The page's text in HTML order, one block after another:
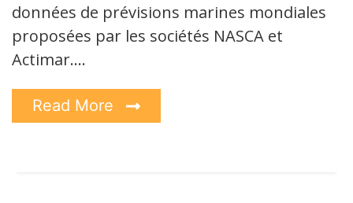
données de prévisions marines mondiales
proposées par les sociétés NASCA et
Actimar.…
Read More